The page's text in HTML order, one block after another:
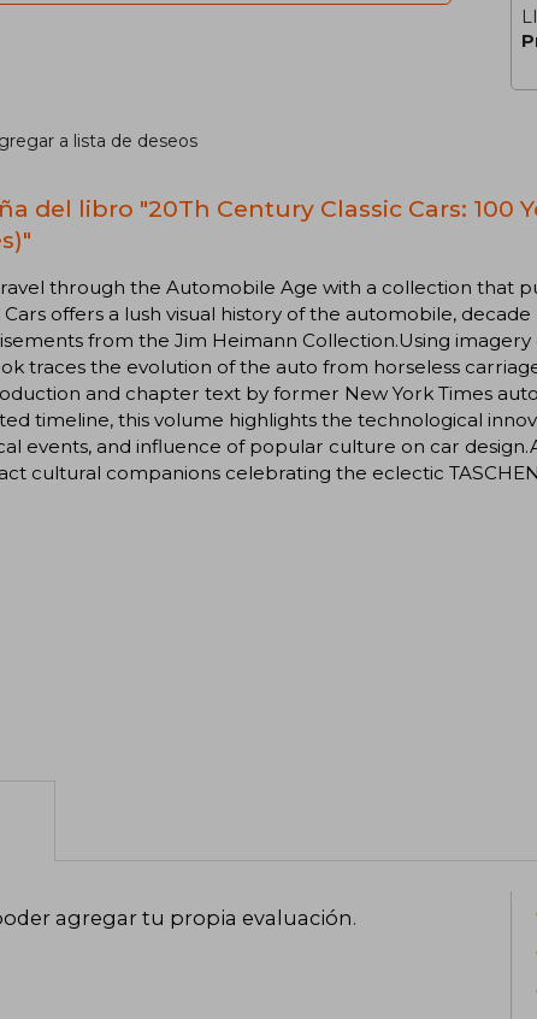
a lista de deseos
del libro "20Th Century Classic Cars: 100
through the Automobile Age with a collection that
Cars offers a lush visual history of the automobile,
from the Jim Heimann Collection.Using
traces the evolution of the auto from horseless
and chapter text by former New York Times
timeline, this volume highlights the technological
events, and influence of popular culture on car
cultural companions celebrating the eclectic
agregar tu propia evaluación.